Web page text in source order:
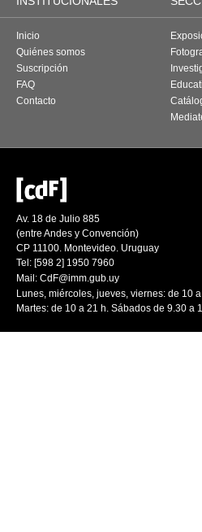
Inicio
Quiénes somos
Suscripción
FAQ
Contacto
Av. 18 de Julio 885
(entre Andes y Convención)
CP 11100. Montevideo. Uruguay
Tel: [598 2] 1950 7960
Mail: CdF@imm.gub.uy
Lunes, miércoles, jueves, viernes: de 10
Martes: de 10 a 21 h. Sábados de 9.30 a